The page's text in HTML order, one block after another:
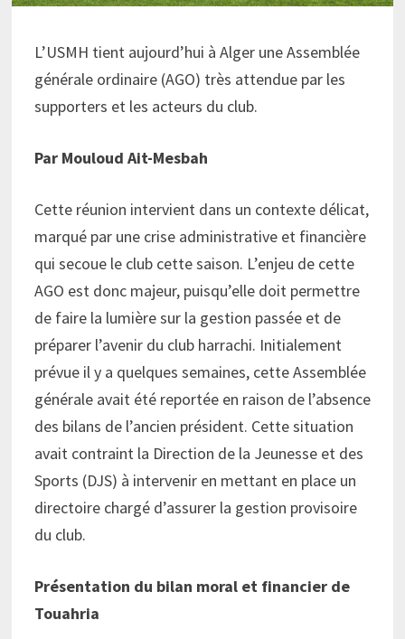
L’USMH tient aujourd’hui à Alger une Assemblée
générale ordinaire (AGO) très attendue par les
supporters et les acteurs du club.
Par Mouloud Ait-Mesbah
Cette réunion intervient dans un contexte délicat,
marqué par une crise administrative et financière
qui secoue le club cette saison. L’enjeu de cette
AGO est donc majeur, puisqu’elle doit permettre
de faire la lumière sur la gestion passée et de
préparer l’avenir du club harrachi. Initialement
prévue il y a quelques semaines, cette Assemblée
générale avait été reportée en raison de l’absence
des bilans de l’ancien président. Cette situation
avait contraint la Direction de la Jeunesse et des
Sports (DJS) à intervenir en mettant en place un
directoire chargé d’assurer la gestion provisoire
du club.
Présentation du bilan moral et financier de
Touahria